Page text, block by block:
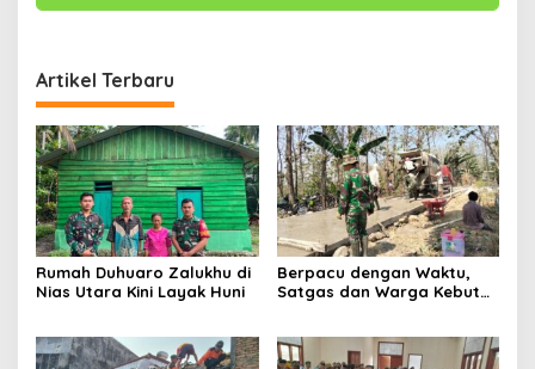
Artikel Terbaru
Rumah Duhuaro Zalukhu di
Nias Utara Kini Layak Huni
Berpacu dengan Waktu,
Satgas dan Warga Kebut